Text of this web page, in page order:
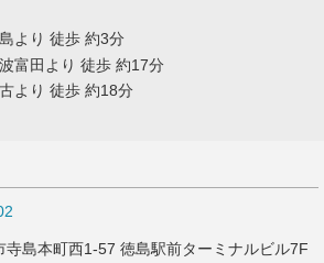
より 徒歩 約3分
富田より 徒歩 約17分
より 徒歩 約18分
寺島本町西1-57 徳島駅前ターミナルビル7F